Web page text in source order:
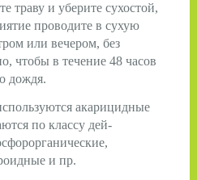
траву и уберите сухостой,
проводите в сухую
или вечером, без
чтобы в течение 48 часов
дождя.
акарицидные
по классу дей­
и пр.